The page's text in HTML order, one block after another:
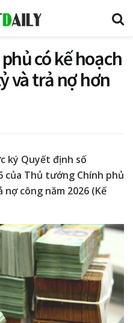
có kế hoạch
và trả nợ hơn
ký Quyết định số
của Thủ tướng Chính phủ
công năm 2026 (Kế